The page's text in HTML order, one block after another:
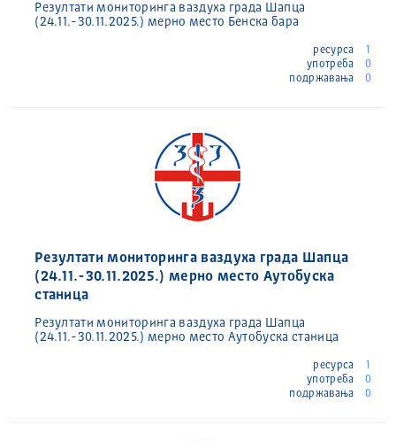
Резултати мониторинга ваздуха града Шапца
(24.11.-30.11.2025.) мерно место Бенска бара
ресурса
1
употреба
0
подржавања
0
Резултати мониторинга ваздуха града Шапца
(24.11.-30.11.2025.) мерно место Аутобуска
станица
Резултати мониторинга ваздуха града Шапца
(24.11.-30.11.2025.) мерно место Аутобуска станица
ресурса
1
употреба
0
подржавања
0